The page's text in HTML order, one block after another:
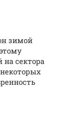
зимой
сектора